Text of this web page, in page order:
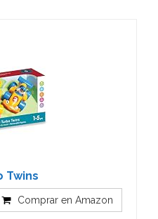
Twins
Comprar en Amazon